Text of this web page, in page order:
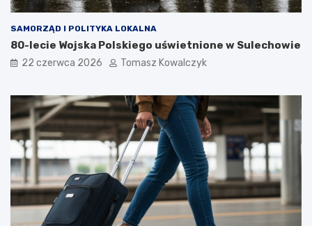
SAMORZĄD I POLITYKA LOKALNA
80-lecie Wojska Polskiego uświetnione w Sulechowie
22 czerwca 2026 Tomasz Kowalczyk